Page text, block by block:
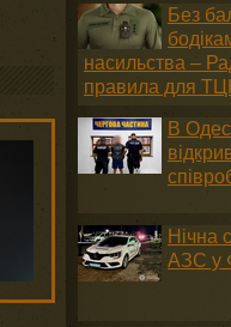
Без
насильства –
правила для
В
Нічна
АЗС у